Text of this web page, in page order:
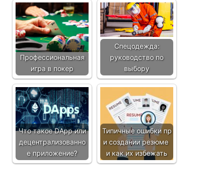
Профессиональная
игра в покер
Спецодежда:
руководство по
выбору
Что такое DApp или
децентрализованно
е приложение?
Типичные ошибки пр
и создании резюме
и как их избежать